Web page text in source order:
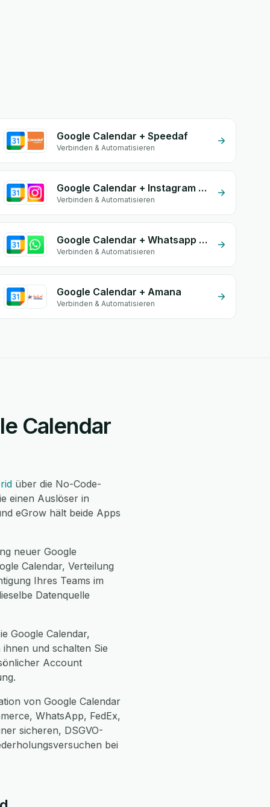
Google Calendar + Speedaf
Verbinden & Automatisieren
Google Calendar + Instagram Comment
Verbinden & Automatisieren
Google Calendar + Whatsapp API
Verbinden & Automatisieren
Google Calendar + Amana
Verbinden & Automatisieren
Calendar
über die No-Code-
einen Auslöser in
eGrow hält beide Apps
neuer Google
Calendar, Verteilung
Ihres Teams im
Datenquelle
Google Calendar,
und schalten Sie
Account
von Google Calendar
WhatsApp, FedEx,
sicheren, DSGVO-
bei